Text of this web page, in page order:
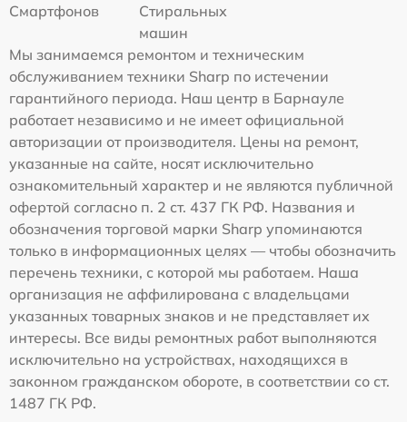
Смартфонов
Стиральных
машин
Мы занимаемся ремонтом и техническим
обслуживанием техники Sharp по истечении
гарантийного периода. Наш центр в Барнауле
работает независимо и не имеет официальной
авторизации от производителя. Цены на ремонт,
указанные на сайте, носят исключительно
ознакомительный характер и не являются публичной
офертой согласно п. 2 ст. 437 ГК РФ. Названия и
обозначения торговой марки Sharp упоминаются
только в информационных целях — чтобы обозначить
перечень техники, с которой мы работаем. Наша
организация не аффилирована с владельцами
указанных товарных знаков и не представляет их
интересы. Все виды ремонтных работ выполняются
исключительно на устройствах, находящихся в
законном гражданском обороте, в соответствии со ст.
1487 ГК РФ.